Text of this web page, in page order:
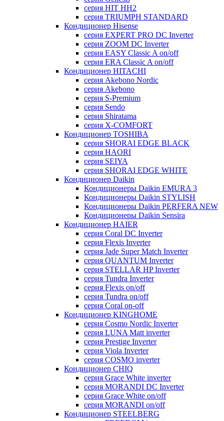
серия HIT HH2
серия TRIUMPH STANDARD
Кондиционер Hisense
серия EXPERT PRO DC Inverter
серия ZOOM DC Inverter
серия EASY Classic A on/off
серия ERA Classic A on/off
Кондиционер HITACHI
cерия Akebono Nordic
серия Akebono
серия S-Premium
серия Sendo
серия Shiratama
серия X-COMFORT
Кондиционер TOSHIBA
серия SHORAI EDGE BLACK
серия HAORI
серия SEIYA
серия SHORAI EDGE WHITE
Кондиционер Daikin
Кондиционеры Daikin EMURA 3
Кондиционеры Daikin STYLISH
Кондиционеры Daikin PERFERA NEW
Кондиционеры Daikin Sensira
Кондиционер HAIER
серия Coral DC Inverter
серия Flexis Inverter
серия Jade Super Match Inverter
серия QUANTUM Inverter
серия STELLAR HP Inverter
серия Tundra Inverter
серия Flexis on/off
серия Tundra on/off
серия Coral on-off
Кондиционер KINGHOME
серия Cosmo Nordic Inverter
серия LUNA Matt inverter
серия Prestige Inverter
серия Viola Inverter
серия COSMO inverter
Кондиционер CHIQ
серия Grace White inverter
серия MORANDI DC Inverter
серия Grace White on/off
серия MORANDI on/off
Кондиционер STEELBERG